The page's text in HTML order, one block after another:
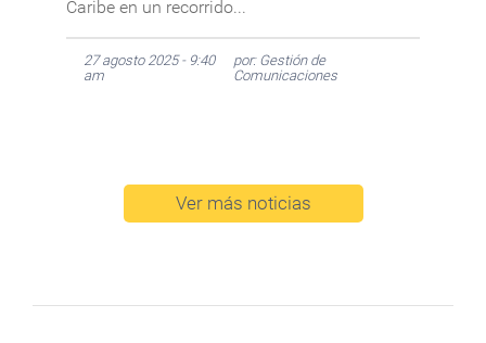
Caribe en un recorrido...
27 agosto 2025 - 9:40
am
por: Gestión de
Comunicaciones
Ver más noticias